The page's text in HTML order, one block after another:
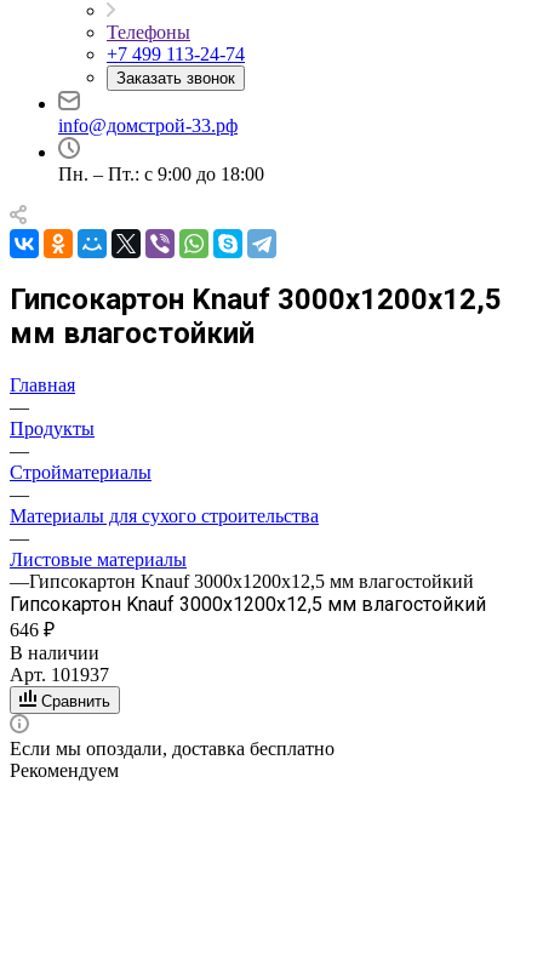
Телефоны
+7 499 113-24-74
Заказать звонок
info@домстрой-33.рф
Пн. – Пт.: с 9:00 до 18:00
Гипсокартон Knauf 3000х1200х12,5
мм влагостойкий
Главная
—
Продукты
—
Стройматериалы
—
Материалы для сухого строительства
—
Листовые материалы
—Гипсокартон Knauf 3000х1200х12,5 мм влагостойкий
Гипсокартон Knauf 3000х1200х12,5 мм влагостойкий
646 ₽
В наличии
Арт. 101937
Сравнить
Если мы опоздали, доставка бесплатно
Рекомендуем